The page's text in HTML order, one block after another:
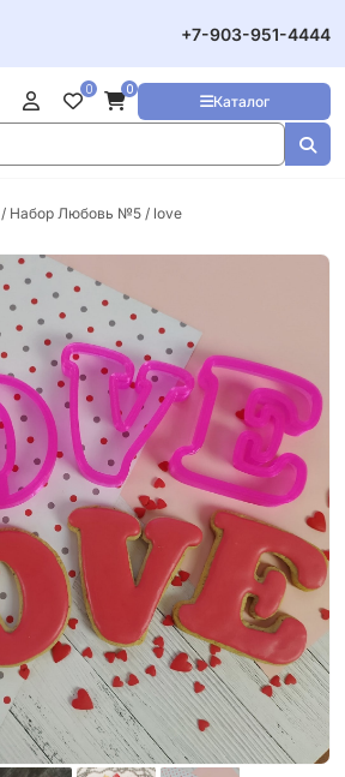
+7-903-951-4444
Каталог
0 0
/ Набор Любовь №5 / love